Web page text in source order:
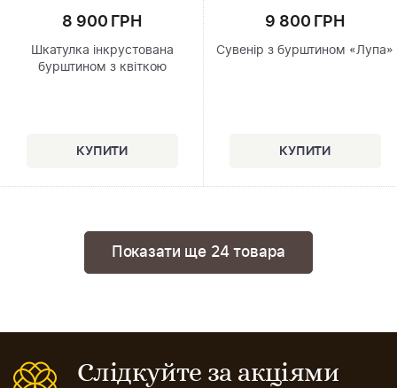
8 900 ГРН
Шкатулка інкрустована
бурштином з квіткою
9 800 ГРН
Сувенір з бурштином «Лупа»
Показати ще 24 товара
Слідкуйте за акціями